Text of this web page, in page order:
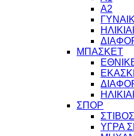
Α2
ΜΠΑΣΚΕΤ
ΣΠΟΡ
ΣΤΙΒΟΣ
ΥΓΡΑ